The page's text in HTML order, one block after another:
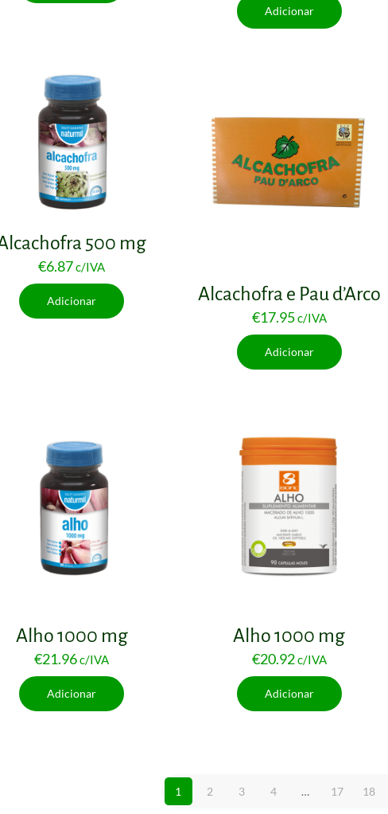
Adicionar
500 mg
€6.87c/IVA
Adicionar Alcachofra e Pau d’Arco
€17.95c/IVA
Adicionar
Alho 1000 mg
€21.96c/IVA
Adicionar
Alho 1000 mg
€20.92c/IVA
Adicionar
1 2 3 4 … 17 18